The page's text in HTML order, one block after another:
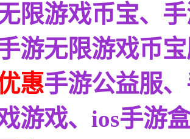
限游戏币宝、
游无限游戏币宝
惠手游公益服
游戏、ios手游